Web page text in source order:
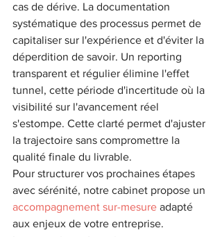
cas de dérive. La documentation
systématique des processus permet de
capitaliser sur l'expérience et d'éviter la
déperdition de savoir. Un reporting
transparent et régulier élimine l'effet
tunnel, cette période d'incertitude où la
visibilité sur l'avancement réel
s'estompe. Cette clarté permet d'ajuster
la trajectoire sans compromettre la
qualité finale du livrable.
Pour structurer vos prochaines étapes
avec sérénité, notre cabinet propose un
accompagnement sur-mesure adapté
aux enjeux de votre entreprise.